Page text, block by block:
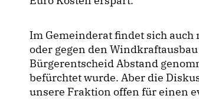
Im Gemeinderat findet sich
oder gegen den
Bürgerentscheid Abstand
befürchtet wurde. Aber die
unsere Fraktion offen für einen